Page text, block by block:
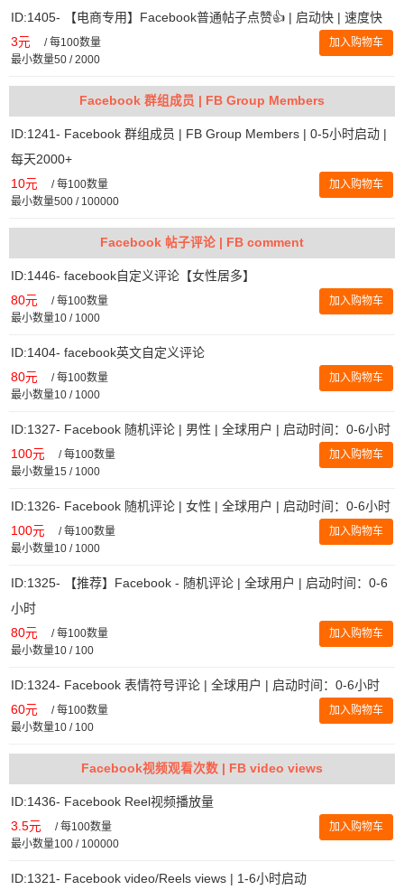
ID:1405- 【电商专用】Facebook普通帖子点赞👍 | 启动快 | 速度快
3元 /每100数量
最小数量50 / 2000
加入购物车
Facebook 群组成员 | FB Group Members
ID:1241- Facebook 群组成员 | FB Group Members | 0-5小时启动 |
每天2000+
10元 /每100数量
最小数量500 / 100000
加入购物车
Facebook 帖子评论 | FB comment
ID:1446- facebook自定义评论【女性居多】
80元 /每100数量
最小数量10 / 1000
加入购物车
ID:1404- facebook英文自定义评论
80元 /每100数量
最小数量10 / 1000
加入购物车
ID:1327- Facebook 随机评论 | 男性 | 全球用户 | 启动时间：0-6小时
100元 /每100数量
最小数量15 / 1000
加入购物车
ID:1326- Facebook 随机评论 | 女性 | 全球用户 | 启动时间：0-6小时
100元 /每100数量
最小数量10 / 1000
加入购物车
ID:1325- 【推荐】Facebook - 随机评论 | 全球用户 | 启动时间：0-6
小时
80元 /每100数量
最小数量10 / 100
加入购物车
ID:1324- Facebook 表情符号评论 | 全球用户 | 启动时间：0-6小时
60元 /每100数量
最小数量10 / 100
加入购物车
Facebook视频观看次数 | FB video views
ID:1436- Facebook Reel视频播放量
3.5元 /每100数量
最小数量100 / 100000
加入购物车
ID:1321- Facebook video/Reels views | 1-6小时启动